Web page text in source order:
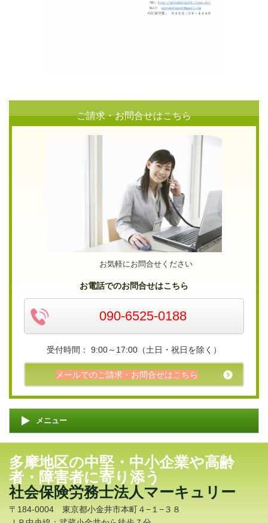
ご請求・お問合せはこちら
お気軽にお問合せください
お電話でのお問合せはこちら
090-6525-0188
受付時間： 9:00～17:00（土日・祝日を除く）
メールでのご請求・お問合せはこちら
メニュー
多摩地区の中堅・中小企業や高齢
者・障害者に寄り添う
社会保険労務士法人マーキュリー
〒184-0004 東京都小金井市本町４−１−３８